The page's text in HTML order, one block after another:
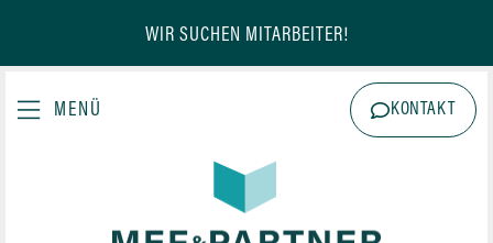
WIR SUCHEN MITARBEITER!
KONTAKT